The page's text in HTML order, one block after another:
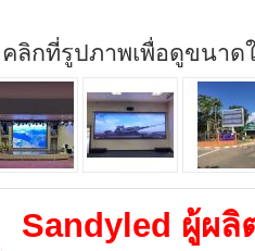
คลิกที่รูปภาพเพื่อดูขนาด
Sandyled ผู้ผลิ